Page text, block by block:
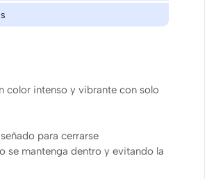
color intenso y vibrante con solo
para cerrarse
se mantenga dentro y evitando la